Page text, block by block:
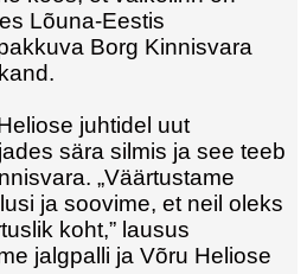
Lõuna-Eestis
Borg Kinnisvara
juhtidel uut
sära silmis ja see teeb
„Väärtustame
ja soovime, et neil oleks
koht,” lausus
jalgpalli ja Võru Heliose